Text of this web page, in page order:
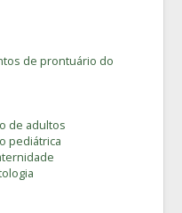
de prontuário do
de adultos
pediátrica